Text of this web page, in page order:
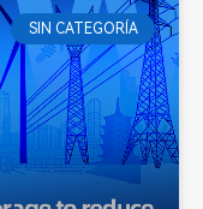
SIN CATEGORÍA